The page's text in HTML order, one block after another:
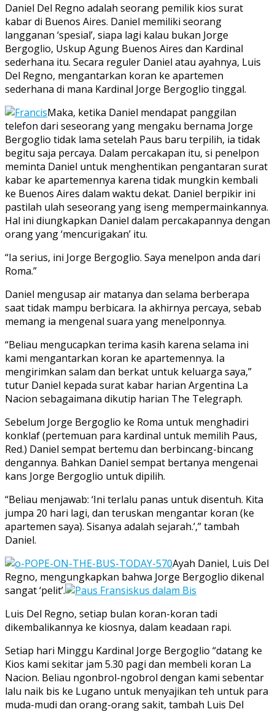
Daniel Del Regno adalah seorang pemilik kios surat
kabar di Buenos Aires. Daniel memiliki seorang
langganan ‘spesial’, siapa lagi kalau bukan Jorge
Bergoglio, Uskup Agung Buenos Aires dan Kardinal
sederhana itu. Secara reguler Daniel atau ayahnya, Luis
Del Regno, mengantarkan koran ke apartemen
sederhana di mana Kardinal Jorge Bergoglio tinggal.
Maka, ketika Daniel mendapat panggilan
telefon dari seseorang yang mengaku bernama Jorge
Bergoglio tidak lama setelah Paus baru terpilih, ia tidak
begitu saja percaya. Dalam percakapan itu, si penelpon
meminta Daniel untuk menghentikan pengantaran surat
kabar ke apartemennya karena tidak mungkin kembali
ke Buenos Aires dalam waktu dekat. Daniel berpikir ini
pastilah ulah seseorang yang iseng mempermainkannya.
Hal ini diungkapkan Daniel dalam percakapannya dengan
orang yang ‘mencurigakan’ itu.
“Ia serius, ini Jorge Bergoglio. Saya menelpon anda dari
Roma.”
Daniel mengusap air matanya dan selama berberapa
saat tidak mampu berbicara. Ia akhirnya percaya, sebab
memang ia mengenal suara yang menelponnya.
“Beliau mengucapkan terima kasih karena selama ini
kami mengantarkan koran ke apartemennya. Ia
mengirimkan salam dan berkat untuk keluarga saya,”
tutur Daniel kepada surat kabar harian Argentina La
Nacion sebagaimana dikutip harian The Telegraph.
Sebelum Jorge Bergoglio ke Roma untuk menghadiri
konklaf (pertemuan para kardinal untuk memilih Paus,
Red.) Daniel sempat bertemu dan berbincang-bincang
dengannya. Bahkan Daniel sempat bertanya mengenai
kans Jorge Bergoglio untuk dipilih.
“Beliau menjawab: ‘Ini terlalu panas untuk disentuh. Kita
jumpa 20 hari lagi, dan teruskan mengantar koran (ke
apartemen saya). Sisanya adalah sejarah.’,” tambah
Daniel.
Ayah Daniel, Luis Del
Regno, mengungkapkan bahwa Jorge Bergoglio dikenal
sangat ‘pelit’.
Luis Del Regno, setiap bulan koran-koran tadi
dikembalikannya ke kiosnya, dalam keadaan rapi.
Setiap hari Minggu Kardinal Jorge Bergoglio “datang ke
Kios kami sekitar jam 5.30 pagi dan membeli koran La
Nacion. Beliau ngonbrol-ngobrol dengan kami sebentar
lalu naik bis ke Lugano untuk menyajikan teh untuk para
muda-mudi dan orang-orang sakit, tambah Luis Del